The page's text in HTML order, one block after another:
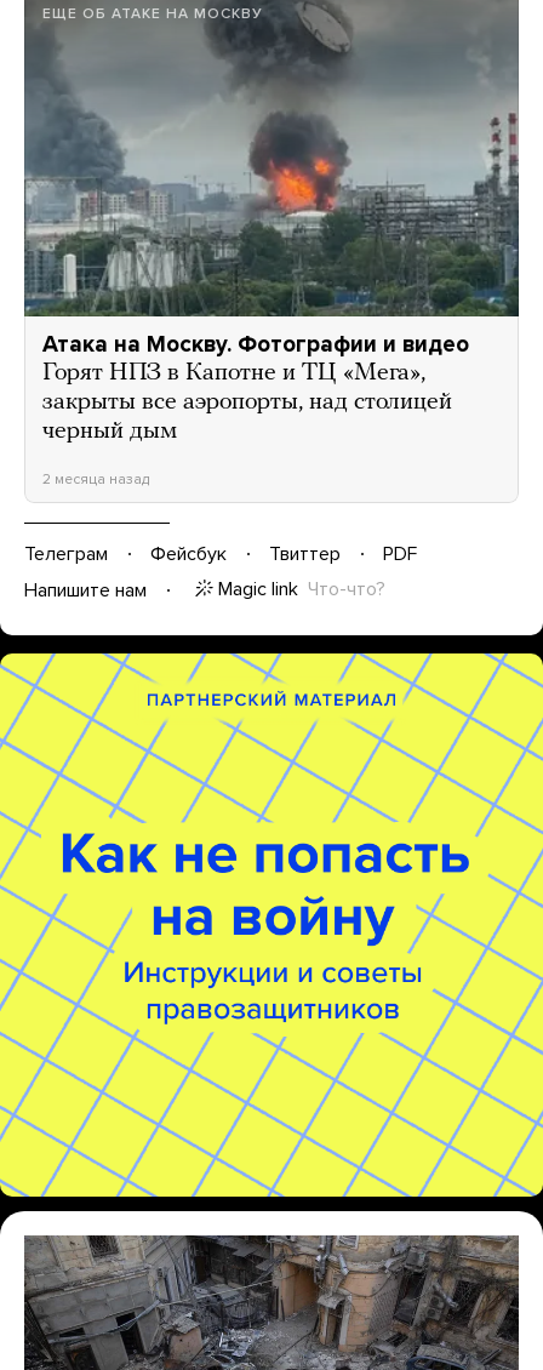
ЕЩЕ ОБ АТАКЕ НА МОСКВУ
Атака на Москву. Фотографии и видео
Горят НПЗ в Капотне и ТЦ «Мега»,
закрыты все аэропорты, над столицей
черный дым
2 месяца назад
Телеграм Фейсбук Твиттер
PDF
Напишите нам
Magic link Что-что?